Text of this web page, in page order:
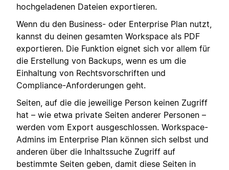
hochgeladenen Dateien exportieren.
Wenn du den Business- oder Enterprise Plan nutzt,
kannst du deinen gesamten Workspace als PDF
exportieren. Die Funktion eignet sich vor allem für
die Erstellung von Backups, wenn es um die
Einhaltung von Rechtsvorschriften und
Compliance-Anforderungen geht.
Seiten, auf die die jeweilige Person keinen Zugriff
hat – wie etwa private Seiten anderer Personen –
werden vom Export ausgeschlossen. Workspace-
Admins im Enterprise Plan können sich selbst und
anderen über die Inhaltssuche Zugriff auf
bestimmte Seiten geben, damit diese Seiten in